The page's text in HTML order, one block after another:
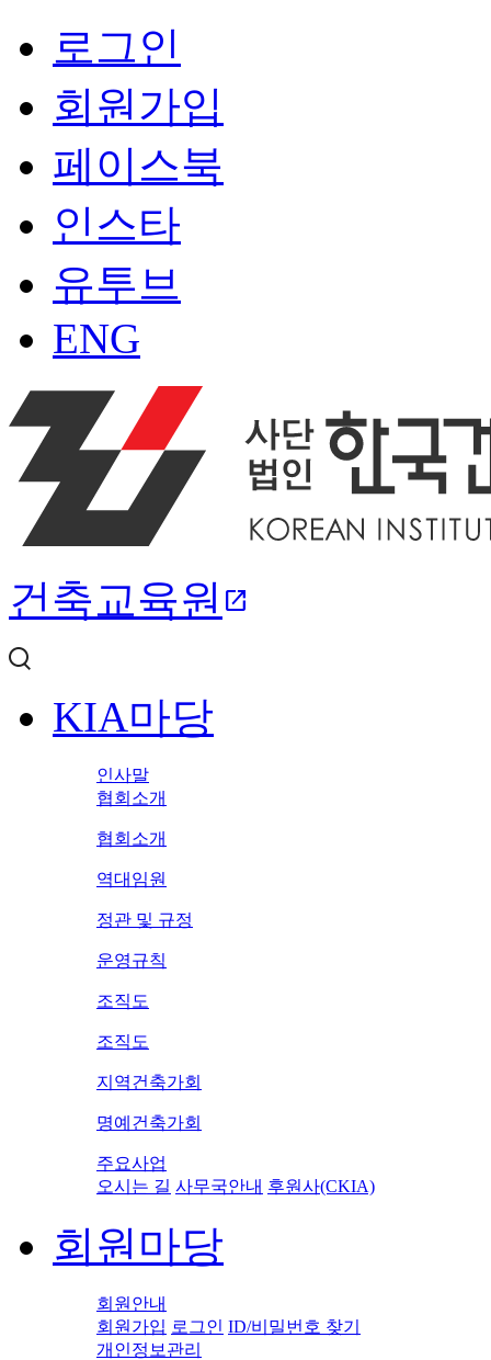
로그인
회원가입
페이스북
인스타
유투브
ENG
건축교육원 open_in_new
KIA마당
인사말
협회소개
협회소개
역대임원
정관 및 규정
운영규칙
조직도
조직도
지역건축가회
명예건축가회
주요사업
오시는 길 사무국안내 후원사(CKIA)
회원마당
회원안내
회원가입 로그인 ID/비밀번호 찾기
개인정보관리